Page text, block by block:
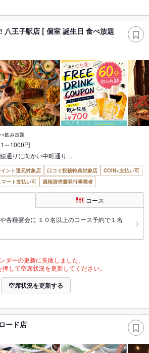
王子駅店 [ 個室 誕生日 食べ放題
飲み放題
～1000円
通りに向かい中町通り…
ント還元対象店 口コミ投稿特典対象店
COIN+支払い可
マート支払い可 適格請求書発行事業者
コース
各種宴会に １０名以上のコース予約で１名
ダーの更新に失敗しました。
して空席状況を更新してください。
空席状況を更新する
ード店